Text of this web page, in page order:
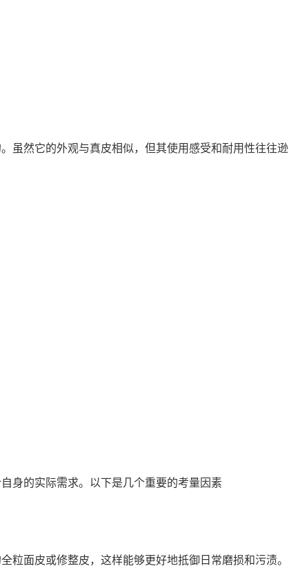
虽然它的外观与真皮相似，但其使用感受和耐用性往往逊
身的实际需求。以下是几个重要的考量因素
粒面皮或修整皮，这样能够更好地抵御日常磨损和污渍。